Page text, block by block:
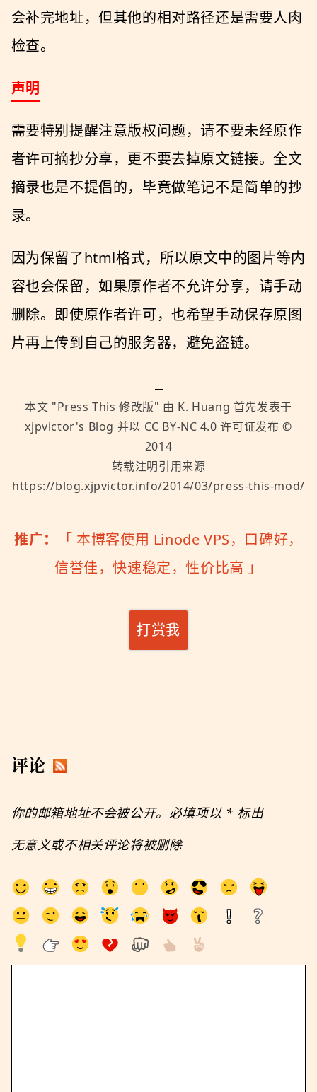
会补完地址，但其他的相对路径还是需要人肉
检查。
声明
需要特别提醒注意版权问题，请不要未经原作
者许可摘抄分享，更不要去掉原文链接。全文
摘录也是不提倡的，毕竟做笔记不是简单的抄
录。
因为保留了html格式，所以原文中的图片等内
容也会保留，如果原作者不允许分享，请手动
删除。即使原作者许可，也希望手动保存原图
片再上传到自己的服务器，避免盗链。
本文 "Press This 修改版" 由 K. Huang 首先发表于
xjpvictor's Blog 并以 CC BY-NC 4.0 许可证发布 ©
2014
转载注明引用来源
https://blog.xjpvictor.info/2014/03/press-this-mod/
推广： 「 本博客使用 Linode VPS，口碑好，
信誉佳，快速稳定，性价比高 」
打赏我
评论
你的邮箱地址不会被公开。必填项以 *标出
无意义或不相关评论将被删除